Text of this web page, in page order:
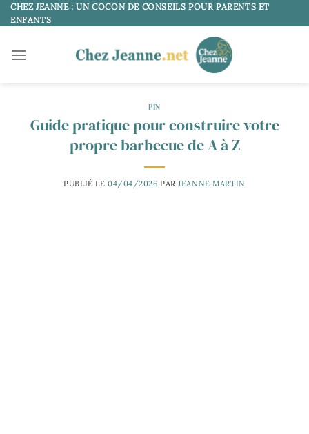
Passer
au
CHEZ JEANNE : UN COCON DE CONSEILS POUR PARENTS ET
ENFANTS
PIN
Guide pratique pour construire votre
propre barbecue de A à Z
PUBLIÉ LE 04/04/2026 PAR JEANNE MARTIN